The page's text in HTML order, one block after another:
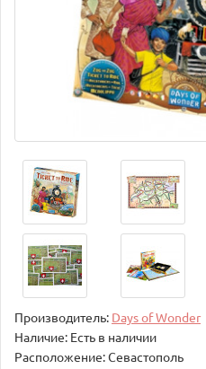
Производитель: Days of Wonder
Наличие: Есть в наличии
Расположение: Севастополь